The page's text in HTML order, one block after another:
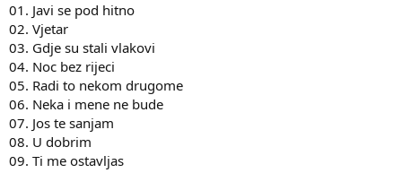
01. Javi se pod hitno
02. Vjetar
03. Gdje su stali vlakovi
04. Noc bez rijeci
05. Radi to nekom drugome
06. Neka i mene ne bude
07. Jos te sanjam
08. U dobrim
09. Ti me ostavljas